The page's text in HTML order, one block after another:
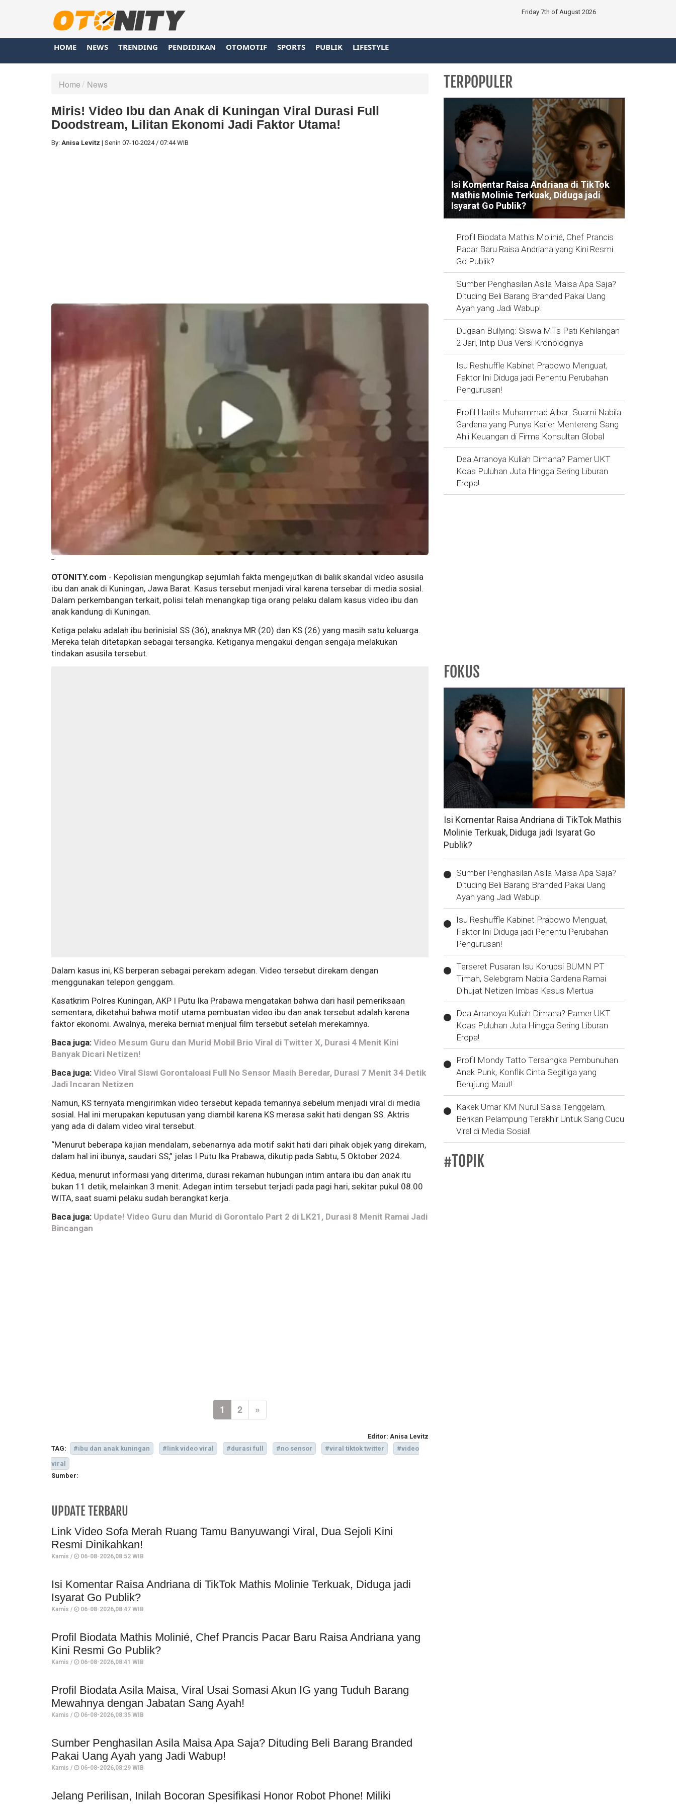
Friday 7th of August 2026
HOME NEWS TRENDING PENDIDIKAN OTOMOTIF SPORTS PUBLIK LIFESTYLE
Home News
Miris! Video Ibu dan Anak di Kuningan Viral Durasi Full
Doodstream, Lilitan Ekonomi Jadi Faktor Utama!
By: Anisa Levitz | Senin 07-10-2024 / 07:44 WIB
--
OTONITY.com - Kepolisian mengungkap sejumlah fakta mengejutkan di balik skandal video asusila
ibu dan anak di Kuningan, Jawa Barat. Kasus tersebut menjadi viral karena tersebar di media sosial.
Dalam perkembangan terkait, polisi telah menangkap tiga orang pelaku dalam kasus video ibu dan
anak kandung di Kuningan.
Ketiga pelaku adalah ibu berinisial SS (36), anaknya MR (20) dan KS (26) yang masih satu keluarga.
Mereka telah ditetapkan sebagai tersangka. Ketiganya mengakui dengan sengaja melakukan
tindakan asusila tersebut.
Dalam kasus ini, KS berperan sebagai perekam adegan. Video tersebut direkam dengan
menggunakan telepon genggam.
Kasatkrim Polres Kuningan, AKP I Putu Ika Prabawa mengatakan bahwa dari hasil pemeriksaan
sementara, diketahui bahwa motif utama pembuatan video ibu dan anak tersebut adalah karena
faktor ekonomi. Awalnya, mereka berniat menjual film tersebut setelah merekamnya.
Baca juga: Video Mesum Guru dan Murid Mobil Brio Viral di Twitter X, Durasi 4 Menit Kini
Banyak Dicari Netizen!
Baca juga: Video Viral Siswi Gorontaloasi Full No Sensor Masih Beredar, Durasi 7 Menit 34 Detik
Jadi Incaran Netizen
Namun, KS ternyata mengirimkan video tersebut kepada temannya sebelum menjadi viral di media
sosial. Hal ini merupakan keputusan yang diambil karena KS merasa sakit hati dengan SS. Aktris
yang ada di dalam video viral tersebut.
“Menurut beberapa kajian mendalam, sebenarnya ada motif sakit hati dari pihak objek yang direkam,
dalam hal ini ibunya, saudari SS,” jelas I Putu Ika Prabawa, dikutip pada Sabtu, 5 Oktober 2024.
Kedua, menurut informasi yang diterima, durasi rekaman hubungan intim antara ibu dan anak itu
bukan 11 detik, melainkan 3 menit. Adegan intim tersebut terjadi pada pagi hari, sekitar pukul 08.00
WITA, saat suami pelaku sudah berangkat kerja.
Baca juga: Update! Video Guru dan Murid di Gorontalo Part 2 di LK21, Durasi 8 Menit Ramai Jadi
Bincangan
1 2 »
Editor: Anisa Levitz
TAG:
#ibu dan anak kuningan #link video viral #durasi full #no sensor #viral tiktok twitter
#video
viral
Sumber:
UPDATE TERBARU
Link Video Sofa Merah Ruang Tamu Banyuwangi Viral, Dua Sejoli Kini
Resmi Dinikahkan!
Kamis / 06-08-2026,08:52 WIB
Isi Komentar Raisa Andriana di TikTok Mathis Molinie Terkuak, Diduga jadi
Isyarat Go Publik?
Kamis / 06-08-2026,08:47 WIB
Profil Biodata Mathis Molinié, Chef Prancis Pacar Baru Raisa Andriana yang
Kini Resmi Go Publik?
Kamis / 06-08-2026,08:41 WIB
Profil Biodata Asila Maisa, Viral Usai Somasi Akun IG yang Tuduh Barang
Mewahnya dengan Jabatan Sang Ayah!
Kamis / 06-08-2026,08:35 WIB
Sumber Penghasilan Asila Maisa Apa Saja? Dituding Beli Barang Branded
Pakai Uang Ayah yang Jadi Wabup!
Kamis / 06-08-2026,08:29 WIB
Jelang Perilisan, Inilah Bocoran Spesifikasi Honor Robot Phone! Miliki
TERPOPULER
Isi Komentar Raisa Andriana di TikTok
Mathis Molinie Terkuak, Diduga jadi
Isyarat Go Publik?
Profil Biodata Mathis Molinié, Chef Prancis
Pacar Baru Raisa Andriana yang Kini Resmi
Go Publik?
Sumber Penghasilan Asila Maisa Apa Saja?
Dituding Beli Barang Branded Pakai Uang
Ayah yang Jadi Wabup!
Dugaan Bullying: Siswa MTs Pati Kehilangan
2 Jari, Intip Dua Versi Kronologinya
Isu Reshuffle Kabinet Prabowo Menguat,
Faktor Ini Diduga jadi Penentu Perubahan
Pengurusan!
Profil Harits Muhammad Albar: Suami Nabila
Gardena yang Punya Karier Mentereng Sang
Ahli Keuangan di Firma Konsultan Global
Dea Arranoya Kuliah Dimana? Pamer UKT
Koas Puluhan Juta Hingga Sering Liburan
Eropa!
FOKUS
Isi Komentar Raisa Andriana di TikTok Mathis
Molinie Terkuak, Diduga jadi Isyarat Go
Publik?
Sumber Penghasilan Asila Maisa Apa Saja?
Dituding Beli Barang Branded Pakai Uang
Ayah yang Jadi Wabup!
Isu Reshuffle Kabinet Prabowo Menguat,
Faktor Ini Diduga jadi Penentu Perubahan
Pengurusan!
Terseret Pusaran Isu Korupsi BUMN PT
Timah, Selebgram Nabila Gardena Ramai
Dihujat Netizen Imbas Kasus Mertua
Dea Arranoya Kuliah Dimana? Pamer UKT
Koas Puluhan Juta Hingga Sering Liburan
Eropa!
Profil Mondy Tatto Tersangka Pembunuhan
Anak Punk, Konflik Cinta Segitiga yang
Berujung Maut!
Kakek Umar KM Nurul Salsa Tenggelam,
Berikan Pelampung Terakhir Untuk Sang Cucu
Viral di Media Sosial!
#TOPIK